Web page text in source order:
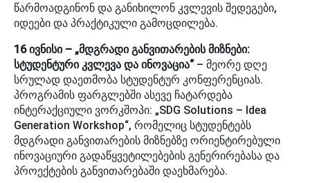
წარმოადგინონ და განიხილონ კვლევის შედეგები,
იდეები და პრაქტიკული გამოცდილება.
16 ივნისი – „მდგრადი განვითარების მიზნები:
სტუდენტური კვლევა და ინოვაცია“ – მეორე დღე
სრულად დაეთმობა სტუდენტურ კონფერენციას.
პროგრამის ფარგლებში ასევე ჩატარდება
ინტერაქციული ვორკშოპი: „SDG Solutions – Idea
Generation Workshop“, რომელიც სტუდენტებს
მდგრადი განვითარების მიზნებზე ორიენტირებული
ინოვაციური გადაწყვეტილებების გენერირებასა და
პროექტების განვითარებაში დაეხმარება.